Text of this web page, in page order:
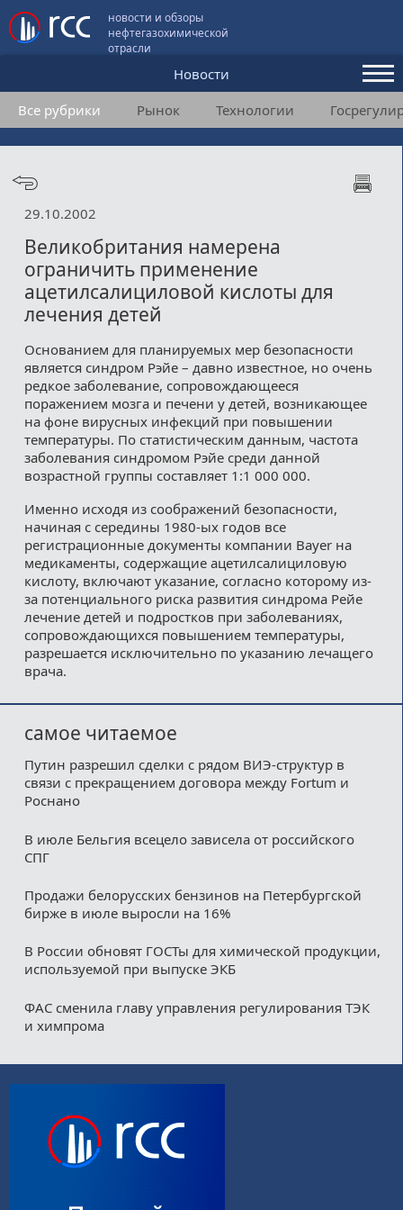
новости и обзоры
нефтегазохимической
отрасли
Новости
Аналитика и мнения
Конференции
Пользовательское соглашение
Контакты
Все рубрики Рынок Технологии
29.10.2002
Великобритания намерена
ограничить применение
ацетилсалициловой кислоты для
лечения детей
Основанием для планируемых мер безопасности
является синдром Рэйе – давно известное, но очень
редкое заболевание, сопровождающееся
поражением мозга и печени у детей, возникающее
на фоне вирусных инфекций при повышении
температуры. По статистическим данным, частота
заболевания синдромом Рэйе среди данной
возрастной группы составляет 1:1 000 000.
Именно исходя из соображений безопасности,
начиная с середины 1980-ых годов все
регистрационные документы компании Bayer на
медикаменты, содержащие ацетилсалициловую
кислоту, включают указание, согласно которому из-
за потенциального риска развития синдрома Рейе
лечение детей и подростков при заболеваниях,
сопровождающихся повышением температуры,
разрешается исключительно по указанию лечащего
врача.
самое читаемое
Путин разрешил сделки с рядом ВИЭ-структур в
связи с прекращением договора между Fortum и
Роснано
В июле Бельгия всецело зависела от российского
СПГ
Продажи белорусских бензинов на Петербургской
бирже в июле выросли на 16%
В России обновят ГОСТы для химической продукции,
используемой при выпуске ЭКБ
ФАС сменила главу управления регулирования ТЭК
и химпрома